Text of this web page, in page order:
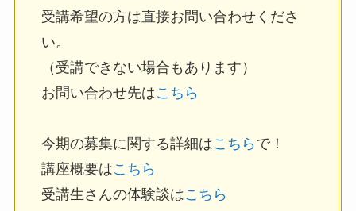
受講希望の方は直接お問い合わせくださ
い。
（受講できない場合もあります）
お問い合わせ先はこちら
今期の募集に関する詳細はこちら で！
講座概要はこちら
受講生さんの体験談はこちら